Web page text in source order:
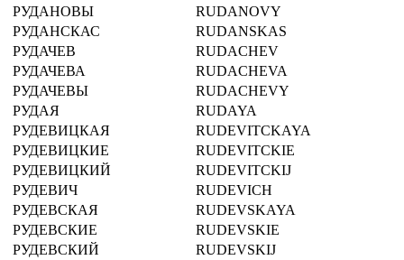
РУДАНОВЫ
RUDANOVY
РУДАНСКАС
RUDANSKAS
РУДАЧЕВ
RUDACHEV
РУДАЧЕВА
RUDACHEVA
РУДАЧЕВЫ
RUDACHEVY
РУДАЯ
RUDAYA
РУДЕВИЦКАЯ
RUDEVITCKAYA
РУДЕВИЦКИЕ
RUDEVITCKIE
РУДЕВИЦКИЙ
RUDEVITCKIJ
РУДЕВИЧ
RUDEVICH
РУДЕВСКАЯ
RUDEVSKAYA
РУДЕВСКИЕ
RUDEVSKIE
РУДЕВСКИЙ
RUDEVSKIJ